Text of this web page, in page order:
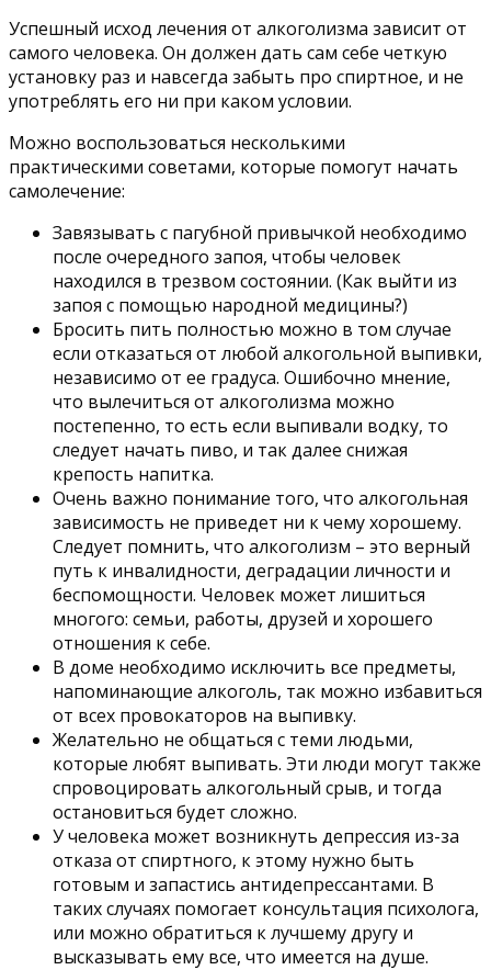
Успешный исход лечения от алкоголизма зависит от
самого человека. Он должен дать сам себе четкую
установку раз и навсегда забыть про спиртное, и не
употреблять его ни при каком условии.
Можно воспользоваться несколькими
практическими советами, которые помогут начать
самолечение:
Завязывать с пагубной привычкой необходимо
после очередного запоя, чтобы человек
находился в трезвом состоянии. (Как выйти из
запоя с помощью народной медицины?)
Бросить пить полностью можно в том случае
если отказаться от любой алкогольной выпивки,
независимо от ее градуса. Ошибочно мнение,
что вылечиться от алкоголизма можно
постепенно, то есть если выпивали водку, то
следует начать пиво, и так далее снижая
крепость напитка.
Очень важно понимание того, что алкогольная
зависимость не приведет ни к чему хорошему.
Следует помнить, что алкоголизм – это верный
путь к инвалидности, деградации личности и
беспомощности. Человек может лишиться
многого: семьи, работы, друзей и хорошего
отношения к себе.
В доме необходимо исключить все предметы,
напоминающие алкоголь, так можно избавиться
от всех провокаторов на выпивку.
Желательно не общаться с теми людьми,
которые любят выпивать. Эти люди могут также
спровоцировать алкогольный срыв, и тогда
остановиться будет сложно.
У человека может возникнуть депрессия из-за
отказа от спиртного, к этому нужно быть
готовым и запастись антидепрессантами. В
таких случаях помогает консультация психолога,
или можно обратиться к лучшему другу и
высказывать ему все, что имеется на душе.